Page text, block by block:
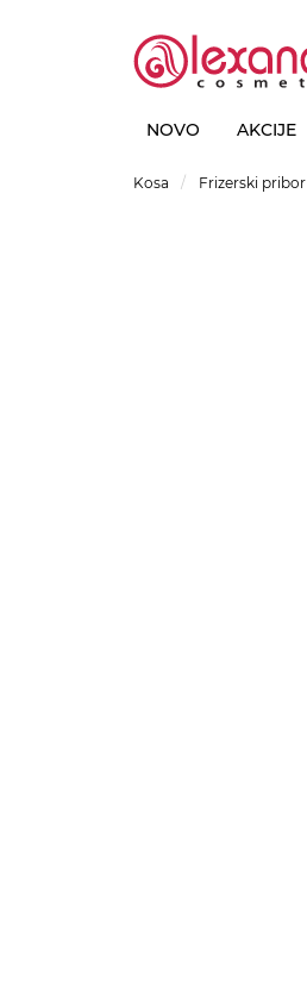
NOVO AKCIJE
Kosa Frizerski pribor